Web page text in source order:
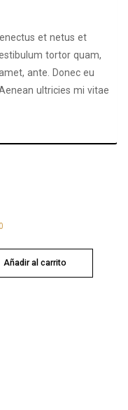
et netus et
tortor quam,
ante. Donec eu
ultricies mi vitae
Añadir al carrito